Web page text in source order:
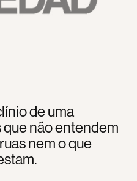
de uma
não entendem
nem o que